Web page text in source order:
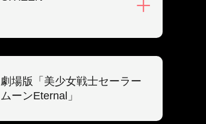
劇場版「美少女戦士セーラー
ムーンEternal」